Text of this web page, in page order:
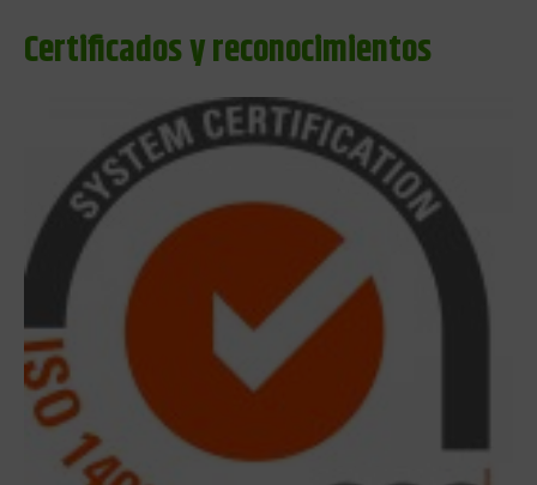
Certificados y reconocimientos